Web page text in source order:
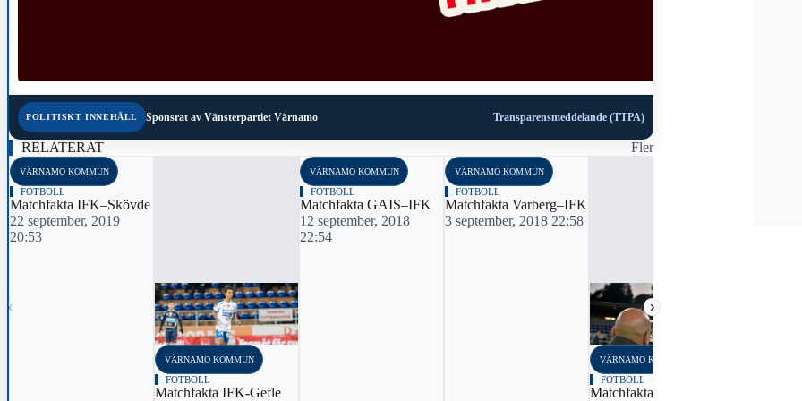
POLITISKT INNEHÅLL Sponsrat av Vänsterpartiet Värnamo Transparensmeddelande (TTPA)
RELATERAT Fler
‹ ›
VÄRNAMO KOMMUN
FOTBOLL
Matchfakta IFK–Skövde
22 september, 2019
20:53
VÄRNAMO KOMMUN
FOTBOLL
Matchfakta IFK-Gefle
VÄRNAMO KOMMUN
FOTBOLL
Matchfakta GAIS–IFK
12 september, 2018
22:54
VÄRNAMO KOMMUN
FOTBOLL
Matchfakta Varberg–IFK
3 september, 2018 22:58
VÄRNAMO KOMMUN
FOTBOLL
Matchfakta IFK–ÖIS